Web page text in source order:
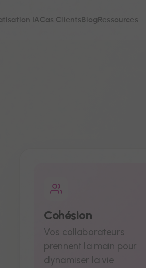
IA Cas Clients Blog Ressources
Cohésion
Vos collaborateurs
prennent la main pour
dynamiser la vie